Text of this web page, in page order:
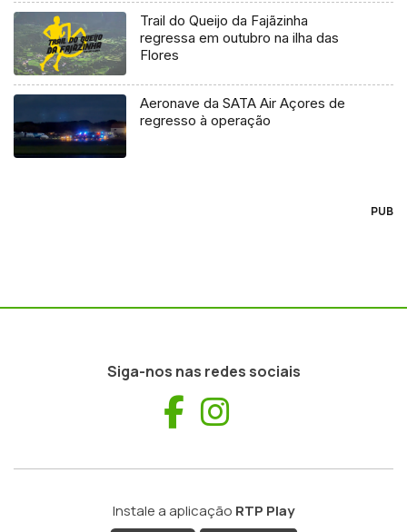
Trail do Queijo da Fajãzinha
regressa em outubro na ilha das
Flores
Aeronave da SATA Air Açores de
regresso à operação
PUB
Siga-nos nas redes sociais
Facebook
Instale a aplicação RTP Play